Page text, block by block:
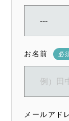
お名前 必
メールアド